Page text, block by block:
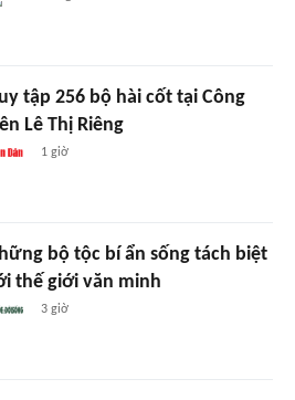
tập 256 bộ hài cốt tại Công
Lê Thị Riêng
1 giờ
bộ tộc bí ẩn sống tách biệt
thế giới văn minh
3 giờ